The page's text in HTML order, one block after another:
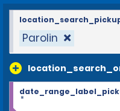
Parolin
*